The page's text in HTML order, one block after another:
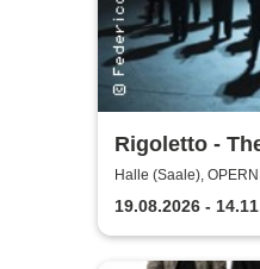
Rigoletto -
Orchester
Halle (Saale),
19.08.2026 -